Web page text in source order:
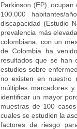
Parkinson (EP),
100.000 habitantes/
discapacidad (Estudio
prevalencia más
colombiana, con un
de Colombia ha
resultados que se han
estudios sobre
no existen en nuestro
múltiples marcadores
identificar un mayor
muestras de 100
cuales se estudien la
factores de riesgo